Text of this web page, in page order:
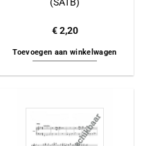
€2,20
Toevoegen aan winkelwagen